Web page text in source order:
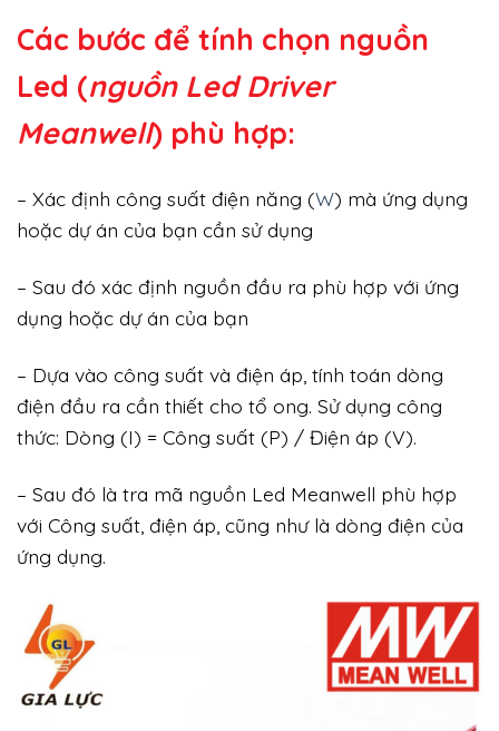
Các bước để tính chọn nguồn
Led (nguồn Led Driver
Meanwell) phù hợp:
– Xác định công suất điện năng (W) mà ứng dụng
hoặc dự án của bạn cần sử dụng
– Sau đó xác định nguồn đầu ra phù hợp với ứng
dụng hoặc dự án của bạn
– Dựa vào công suất và điện áp, tính toán dòng
điện đầu ra cần thiết cho tổ ong. Sử dụng công
thức: Dòng (I) = Công suất (P) / Điện áp (V).
– Sau đó là tra mã nguồn Led Meanwell phù hợp
với Công suất, điện áp, cũng như là dòng điện của
ứng dụng.